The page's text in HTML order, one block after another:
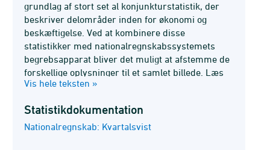
grundlag af stort set al konjunkturstatistik, der
beskriver delområder inden for økonomi og
beskæftigelse. Ved at kombinere disse
statistikker med nationalregnskabssystemets
begrebsapparat bliver det muligt at afstemme de
forskellige oplysninger til et samlet billede. Læs
mere istatistikdokumentationen
påwww.dst.dk/nationlregnskab
Vis hele teksten »
Statistik­dokumentation
Nationalregnskab: Kvartalsvist